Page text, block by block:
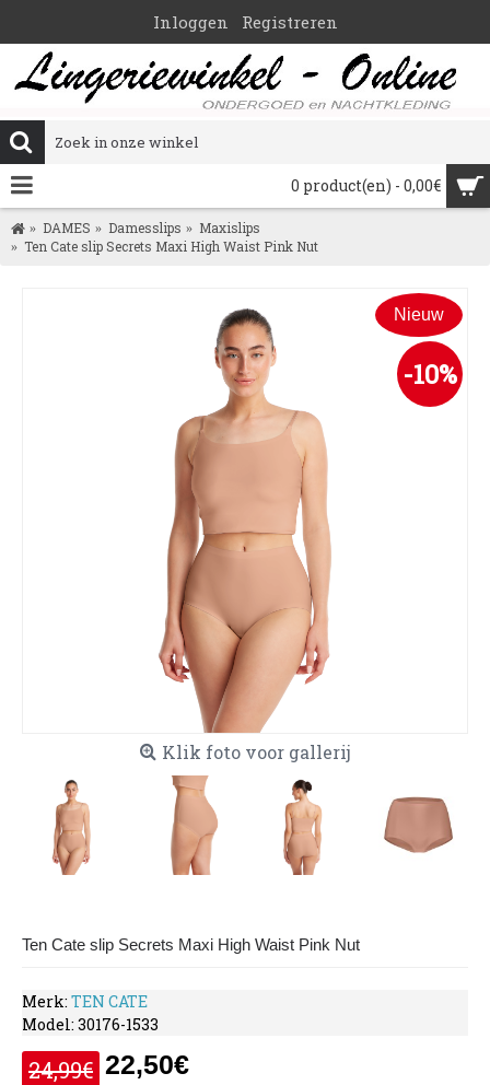
Inloggen Registreren
0 product(en) - 0,00€
DAMES Damesslips
Maxislips
Ten Cate slip Secrets Maxi High Waist Pink Nut
Nieuw
-10%
Klik foto voor gallerij
Ten Cate slip Secrets Maxi High Waist Pink Nut
Merk: TEN CATE
Model: 30176-1533
24,99€ 22,50€